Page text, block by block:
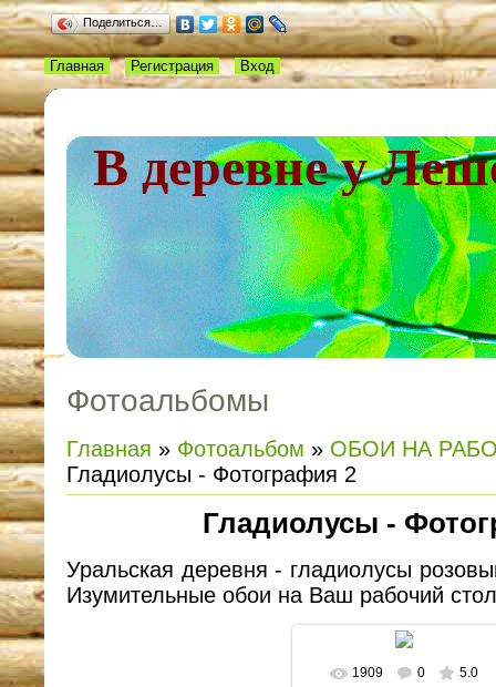
Поделиться…
В деревне у
Главная Регистрация Вход
Фотоальбомы
Главная » Фотоальбом » ОБОИ НА
Гладиолусы - Фотография 2
Гладиолусы -
Уральская деревня - гладиолусы
Изумительные обои на Ваш рабочий
В реальном размере
1909 0 5.0